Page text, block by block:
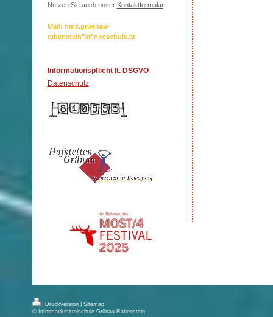
Nutzen Sie auch unser Kontaktformular.
Mail: nms.gruenau-
rabenstein"at"noeschule.at
Informationspflicht lt. DSGVO
Datenschutz
Druckversion
Sitemap
© Informatikmittelschule Grünau-Rabenstein